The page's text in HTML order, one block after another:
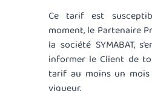
Ce tarif est
moment, le Partenaire
la société SYMABAT,
informer le Client de
tarif au moins un